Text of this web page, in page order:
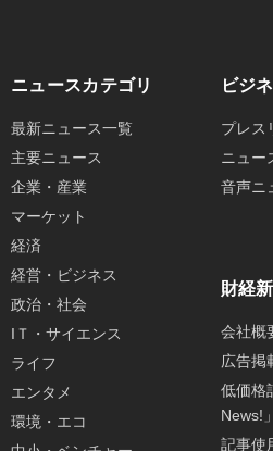
ニュースカテゴリ
最新ニュース一覧
主要ニュース
企業・産業
マーケット
経済
経営・ビジネス
政治・社会
IＴ・サイエンス
ライフ
エンタメ
環境・エコ
ビジ
プレス
ニュー
音声ニ
財経
会社概
広告掲
低価格
News!」
記事使